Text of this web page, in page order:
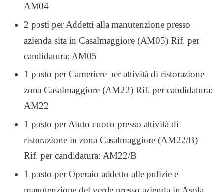
AM04
2 posti per Addetti alla manutenzione presso
azienda sita in Casalmaggiore (AM05) Rif. per
candidatura: AM05
1 posto per Cameriere per attività di ristorazione
zona Casalmaggiore (AM22) Rif. per candidatura:
AM22
1 posto per Aiuto cuoco presso attività di
ristorazione in zona Casalmaggiore (AM22/B)
Rif. per candidatura: AM22/B
1 posto per Operaio addetto alle pulizie e
manutenzione del verde presso azienda in Asola.